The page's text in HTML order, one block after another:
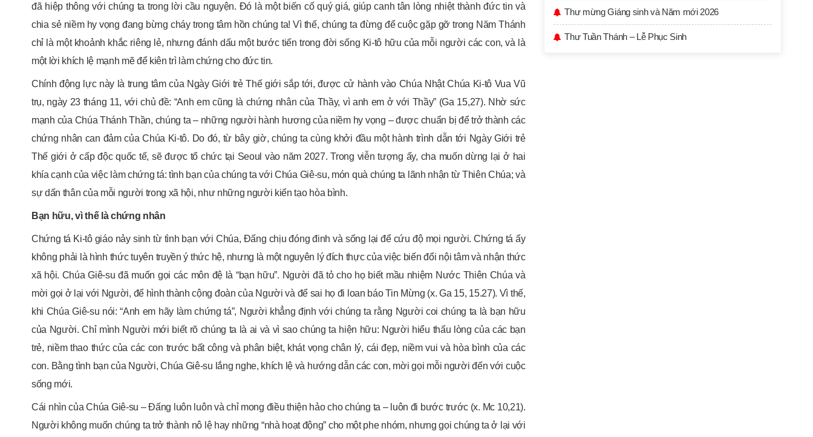
đã hiệp thông với chúng ta trong lời cầu nguyện. Đó là một biến cố quý giá, giúp canh tân lòng nhiệt thành đức tin và
chia sẻ niềm hy vọng đang bừng cháy trong tâm hồn chúng ta! Vì thế, chúng ta đừng để cuộc gặp gỡ trong Năm Thánh
chỉ là một khoảnh khắc riêng lẻ, nhưng đánh dấu một bước tiến trong đời sống Ki-tô hữu của mỗi người các con, và là
một lời khích lệ mạnh mẽ để kiên trì làm chứng cho đức tin.
Chính động lực này là trung tâm của Ngày Giới trẻ Thế giới sắp tới, được cử hành vào Chúa Nhật Chúa Ki-tô Vua Vũ
trụ, ngày 23 tháng 11, với chủ đề: “Anh em cũng là chứng nhân của Thầy, vì anh em ở với Thầy” (Ga 15,27). Nhờ sức
mạnh của Chúa Thánh Thần, chúng ta – những người hành hương của niềm hy vọng – được chuẩn bị để trở thành các
chứng nhân can đảm của Chúa Ki-tô. Do đó, từ bây giờ, chúng ta cùng khởi đầu một hành trình dẫn tới Ngày Giới trẻ
Thế giới ở cấp độc quốc tế, sẽ được tổ chức tại Seoul vào năm 2027. Trong viễn tượng ấy, cha muốn dừng lại ở hai
khía cạnh của việc làm chứng tá: tình bạn của chúng ta với Chúa Giê-su, món quà chúng ta lãnh nhận từ Thiên Chúa; và
sự dấn thân của mỗi người trong xã hội, như những người kiến tạo hòa bình.
Bạn hữu, vì thế là chứng nhân
Chứng tá Ki-tô giáo nảy sinh từ tình bạn với Chúa, Đấng chịu đóng đinh và sống lại để cứu độ mọi người. Chứng tá ấy
không phải là hình thức tuyên truyền ý thức hệ, nhưng là một nguyên lý đích thực của việc biến đổi nội tâm và nhận thức
xã hội. Chúa Giê-su đã muốn gọi các môn đệ là “bạn hữu”. Người đã tỏ cho họ biết mầu nhiệm Nước Thiên Chúa và
mời gọi ở lại với Người, để hình thành cộng đoàn của Người và để sai họ đi loan báo Tin Mừng (x. Ga 15, 15.27). Vì thế,
khi Chúa Giê-su nói: “Anh em hãy làm chứng tá”, Người khẳng định với chúng ta rằng Người coi chúng ta là bạn hữu
của Người. Chỉ mình Người mới biết rõ chúng ta là ai và vì sao chúng ta hiện hữu: Người hiểu thấu lòng của các bạn
trẻ, niềm thao thức của các con trước bất công và phân biệt, khát vọng chân lý, cái đẹp, niềm vui và hòa bình của các
con. Bằng tình bạn của Người, Chúa Giê-su lắng nghe, khích lệ và hướng dẫn các con, mời gọi mỗi người đến với cuộc
sống mới.
Cái nhìn của Chúa Giê-su – Đấng luôn luôn và chỉ mong điều thiện hảo cho chúng ta – luôn đi bước trước (x. Mc 10,21).
Người không muốn chúng ta trở thành nô lệ hay những “nhà hoạt động” cho một phe nhóm, nhưng gọi chúng ta ở lại với
Thư mừng Giáng sinh và Năm mới 2026
Thư Tuần Thánh – Lễ Phục Sinh